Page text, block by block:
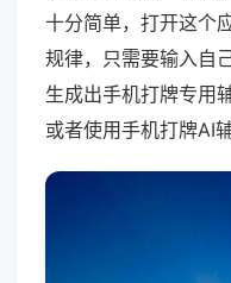
十分简单，打开这个
规律，只需要输入自
生成出手机打牌专用
或者使用手机打牌AI